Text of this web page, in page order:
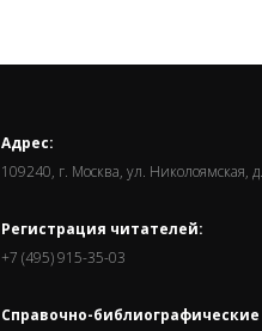
Адрес:
109240, г. Москва, ул. Николоямская,
Регистрация читателей:
+7 (495) 915-35-03
Справочно-